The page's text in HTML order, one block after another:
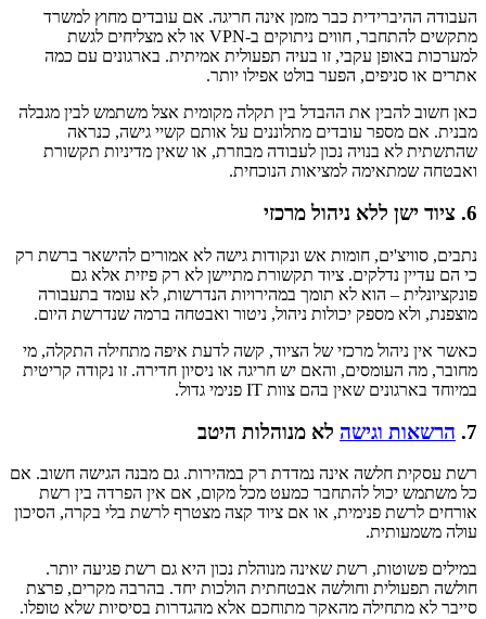
העבודה ההיברידית כבר מזמן אינה חריגה. אם עובדים מחוץ למשרד
מתקשים להתחבר, חווים ניתוקים ב-VPN או לא מצליחים לגשת
למערכות באופן עקבי, זו בעיה תפעולית אמיתית. בארגונים עם כמה
אתרים או סניפים, הפער בולט אפילו יותר.
כאן חשוב להבין את ההבדל בין תקלה מקומית אצל משתמש לבין מגבלה
מבנית. אם מספר עובדים מתלוננים על אותם קשיי גישה, כנראה
שהתשתית לא בנויה נכון לעבודה מבוזרת, או שאין מדיניות תקשורת
ואבטחה שמתאימה למציאות הנוכחית.
6. ציוד ישן ללא ניהול מרכזי
נתבים, סוויצ'ים, חומות אש ונקודות גישה לא אמורים להישאר ברשת רק
כי הם עדיין נדלקים. ציוד תקשורת מתיישן לא רק פיזית אלא גם
פונקציונלית – הוא לא תומך במהירויות הנדרשות, לא עומד בתעבורה
מוצפנת, ולא מספק יכולות ניהול, ניטור ואבטחה ברמה שנדרשת היום.
כאשר אין ניהול מרכזי של הציוד, קשה לדעת איפה מתחילה התקלה, מי
מחובר, מה העומסים, והאם יש חריגה או ניסיון חדירה. זו נקודה קריטית
במיוחד בארגונים שאין בהם צוות IT פנימי גדול.
7. הרשאות וגישה לא מנוהלות היטב
רשת עסקית חלשה אינה נמדדת רק במהירות. גם מבנה הגישה חשוב. אם
כל משתמש יכול להתחבר כמעט מכל מקום, אם אין הפרדה בין רשת
אורחים לרשת פנימית, או אם ציוד קצה מצטרף לרשת בלי בקרה, הסיכון
עולה משמעותית.
במילים פשוטות, רשת שאינה מנוהלת נכון היא גם רשת פגיעה יותר.
חולשה תפעולית וחולשה אבטחתית הולכות יחד. בהרבה מקרים, פרצת
סייבר לא מתחילה מהאקר מתוחכם אלא מהגדרות בסיסיות שלא טופלו.